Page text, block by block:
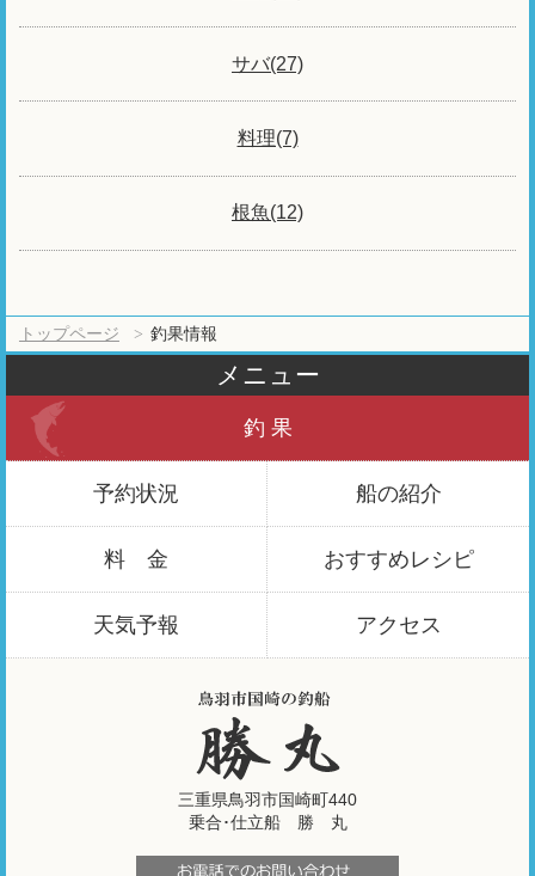
サバ(27)
料理(7)
根魚(12)
トップページ 釣果情報
メニュー
釣 果
予約状況 船の紹介
料 金 おすすめレシピ
天気予報 アクセス
三重県鳥羽市国崎町440
乗合･仕立船 勝 丸